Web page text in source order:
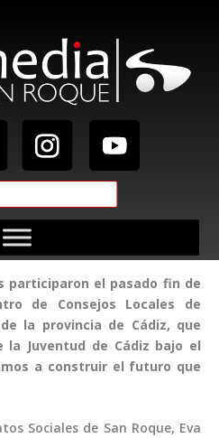
participaron el pasado fin de
de Consejos Locales de
la provincia de Cádiz, que
Juventud de Cádiz bajo el
a construir el futuro que
Sociales de San Roque, Eva